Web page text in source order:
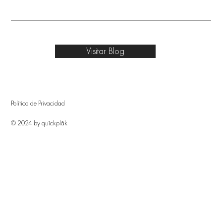
Política de Privacidad
© 2024 by quîckplâk
Visitar Blog